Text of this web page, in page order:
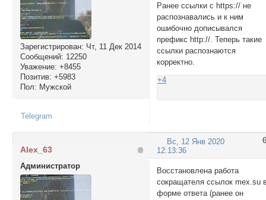
Зарегистрирован: Чт, 11 Дек 2014
Сообщений: 12250
Уважение: +8455
Позитив: +5983
Пол: Мужской
Ранее ссылки с https:// не
распознавались и к ним
ошибочно дописывался
префикс http://. Теперь такие
ссылки распознаются
корректно.
+4
Telegram
6
Вс, 12 Янв 2020
12:13:36
Alex_63
Администратор
Восстановлена работа
сокращателя ссылок mex.su
форме ответа (ранее он